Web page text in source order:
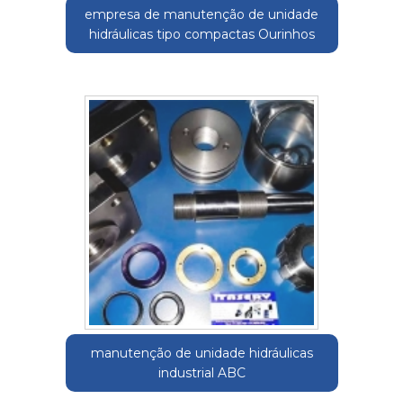
empresa de manutenção de unidade
hidráulicas tipo compactas Ourinhos
manutenção de unidade hidráulicas
industrial ABC